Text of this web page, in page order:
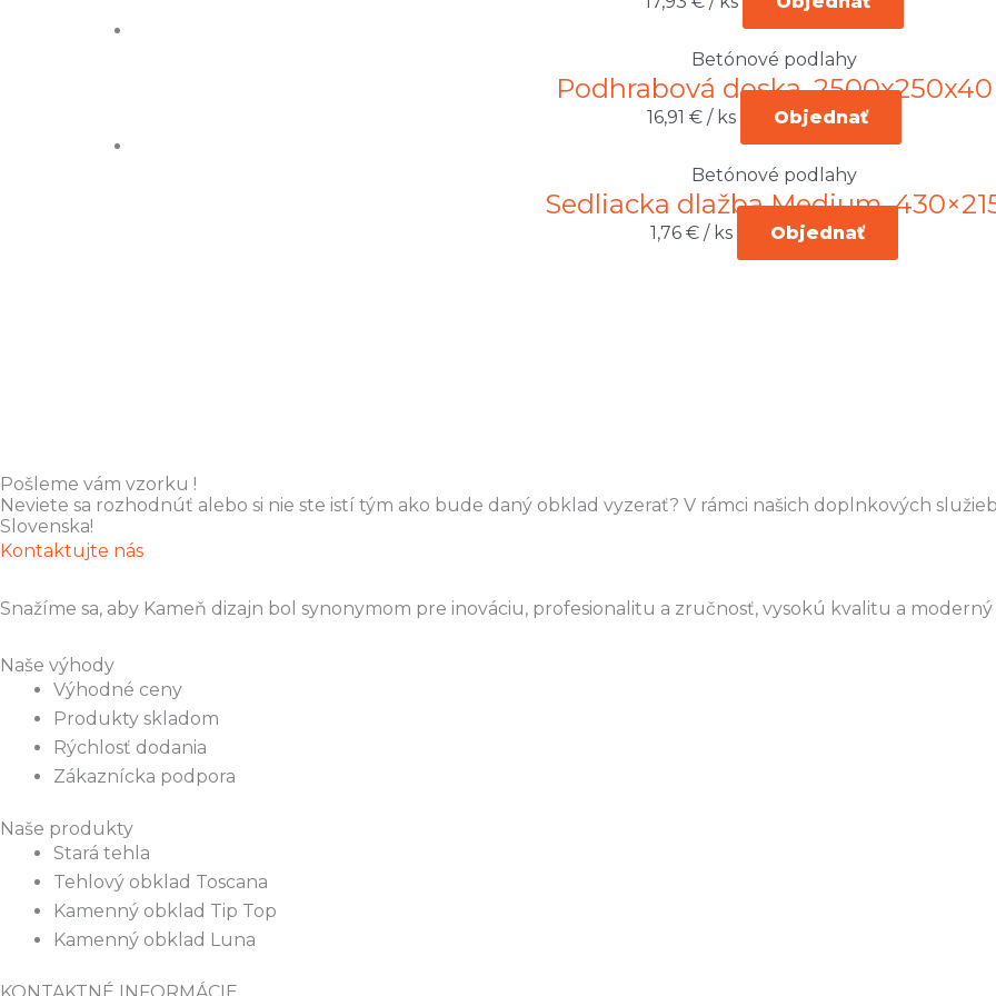
Betónové podlahy
Podhrabová doska, 2500x250x40
16,91 €/ ks Objednať
Betónové podlahy
Sedliacka dlažba Medium,
1,76 €/ ks Objednať
Pošleme vám vzorku !
Neviete sa rozhodnúť alebo si nie ste istí tým ako bude daný obklad vyzerať? V rámci našich doplnkových
Slovenska!
Kontaktujte nás
Snažíme sa, aby Kameň dizajn bol synonymom pre inováciu, profesionalitu a zručnosť, vysokú kvalitu a
Naše výhody
Výhodné ceny
Produkty skladom
Rýchlosť dodania
Zákaznícka podpora
Naše produkty
Stará tehla
Tehlový obklad Toscana
Kamenný obklad Tip Top
Kamenný obklad Luna